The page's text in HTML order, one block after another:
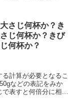
さじ何杯か？き
じ何杯か？きび
何杯か？
計算が必要となるこ
などの表記をみか
表すと何倍分に相当